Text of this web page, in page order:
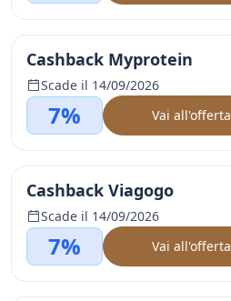
Cashback Myprotein
Scade il 14/09/2026
7% Vai all'offerta
Cashback Viagogo
Scade il 14/09/2026
7% Vai all'offerta